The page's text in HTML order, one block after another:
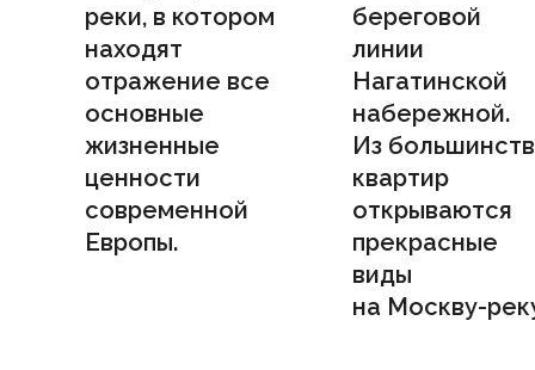
реки, в котором
находят
отражение все
основные
жизненные
ценности
современной
Европы.
береговой
линии
Нагатинской
набережной.
Из
квартир
открываются
прекрасные
виды
на Москву-